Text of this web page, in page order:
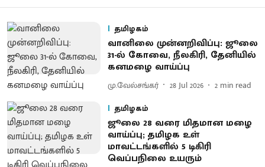
தமிழகம்
வானிலை முன்னறிவிப்பு: ஜூலை
31-ல் கோவை, நீலகிரி, தேனியில்
கனமழை வாய்ப்பு
மு.வேல்சங்கர் 28 Jul 2026 2 min read
தமிழகம்
ஜூலை 28 வரை மிதமான மழை
வாய்ப்பு; தமிழக உள்
மாவட்டங்களில் 5 டிகிரி
வெப்பநிலை உயரும்